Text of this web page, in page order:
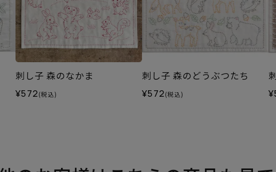
刺し子 森のなかま
¥572(税込)
刺し子 森のどうぶつたち
¥572(税込)